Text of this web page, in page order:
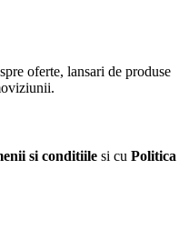
oferte, lansari de produse
si conditiile si cu Politica